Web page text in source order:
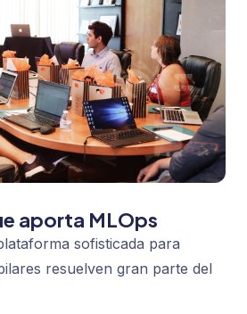
aporta MLOps
sofisticada para
resuelven gran parte del